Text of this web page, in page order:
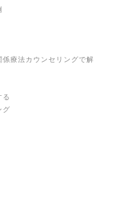
療法カウンセリングで解
る
グ